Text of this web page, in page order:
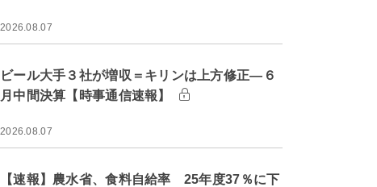
2026.08.07
ビール大手３社が増収＝キリンは上方修正―６
月中間決算【時事通信速報】
2026.08.07
【速報】農水省、食料自給率 25年度37％に下